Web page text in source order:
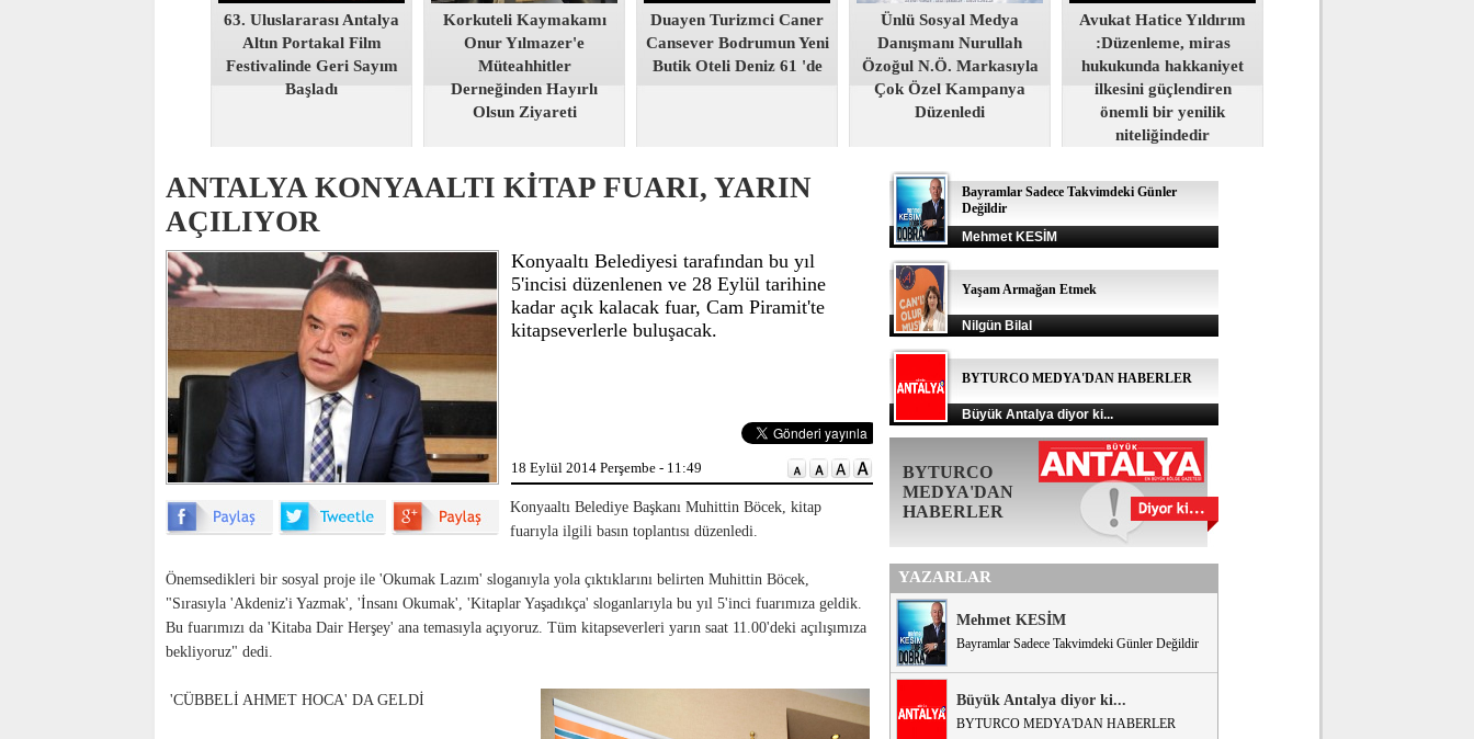
63. Uluslararası Antalya
Altın Portakal Film
Festivalinde Geri Sayım
Başladı
Korkuteli Kaymakamı
Onur Yılmazer'e
Müteahhitler
Derneğinden Hayırlı
Olsun Ziyareti
Duayen Turizmci Caner
Cansever Bodrumun Yeni
Butik Oteli Deniz 61 'de
Ünlü Sosyal Medya
Danışmanı Nurullah
Özoğul N.Ö. Markasıyla
Çok Özel Kampanya
Düzenledi
Avukat Hatice Yıldırım
:Düzenleme, miras
hukukunda hakkaniyet
ilkesini güçlendiren
önemli bir yenilik
niteliğindedir
ANTALYA KONYAALTI KİTAP FUARI, YARIN
AÇILIYOR
Konyaaltı Belediyesi tarafından bu yıl
5'incisi düzenlenen ve 28 Eylül tarihine
kadar açık kalacak fuar, Cam Piramit'te
kitapseverlerle buluşacak.
18 Eylül 2014 Perşembe - 11:49
Konyaaltı Belediye Başkanı Muhittin Böcek, kitap
fuarıyla ilgili basın toplantısı düzenledi.
Önemsedikleri bir sosyal proje ile 'Okumak Lazım' sloganıyla yola çıktıklarını belirten Muhittin Böcek,
"Sırasıyla 'Akdeniz'i Yazmak', 'İnsanı Okumak', 'Kitaplar Yaşadıkça' sloganlarıyla bu yıl 5'inci fuarımıza geldik.
Bu fuarımızı da 'Kitaba Dair Herşey' ana temasıyla açıyoruz. Tüm kitapseverleri yarın saat 11.00'deki açılışımıza
bekliyoruz" dedi.
'CÜBBELİ AHMET HOCA' DA GELDİ
Bayramlar Sadece Takvimdeki Günler
Değildir
Mehmet KESİM
Yaşam Armağan Etmek
Nilgün Bilal
BYTURCO MEDYA'DAN HABERLER
Büyük Antalya diyor ki...
BYTURCO
MEDYA'DAN
HABERLER
YAZARLAR
Mehmet KESİM
Bayramlar Sadece Takvimdeki Günler Değildir
Büyük Antalya diyor ki...
BYTURCO MEDYA'DAN HABERLER